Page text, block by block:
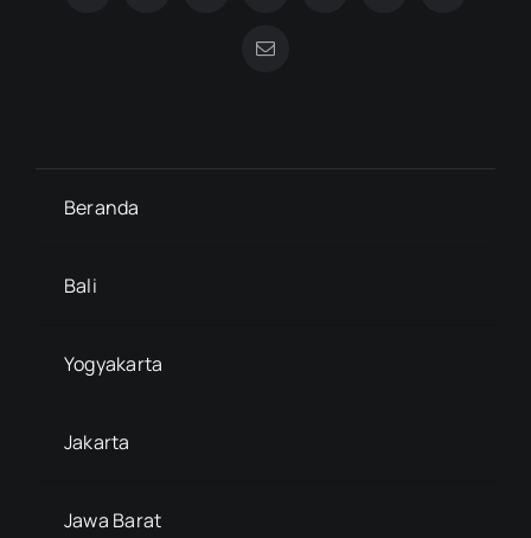
Beranda
Bali
Yogyakarta
Jakarta
Jawa Barat